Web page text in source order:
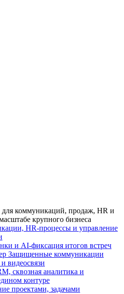
для коммуникаций, продаж, HR и
крупного бизнеса
HR-процессы и управление
и AI-фиксация итогов встреч
Защищенные коммуникации
видеосвязи
сквозная аналитика и
контуре
проектами, задачами